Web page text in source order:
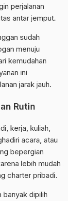
perjalanan
antar jemput.
sudah
menuju
kemudahan
ini
jarak jauh.
Rutin
kerja, kuliah,
acara, atau
bepergian
lebih mudah
charter pribadi.
banyak dipilih